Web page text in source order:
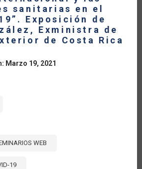
sanitarias en el
Exposición de
Exministra de
de Costa Rica
Marzo 19, 2021
WEB
19